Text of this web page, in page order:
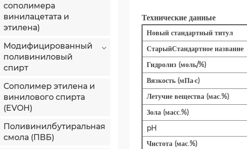
сополимера
винилацетата и
этилена)
Модифицированный
поливиниловый
спирт
Сополимер этилена и
винилового спирта
(EVOH)
Поливинилбутиральная
смола (ПВБ)
Технические данные
Новый стандартный титул
СтарыйСтандартное название
Гидролиз (моль/%)
Вязкость (мПа·с)
Летучие вещества (мас.%)
Зола (масс.%)
pH
Чистота (мас.%)